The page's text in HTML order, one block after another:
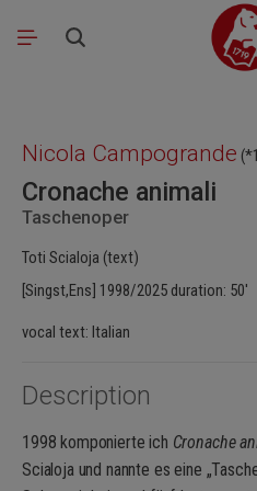
Skip to main content
Nicola Campogrande
Cronache animali
Taschenoper
Toti Scialoja (text)
[Singst,Ens] 1998/2025 duration: 50′
vocal text: Italian
Description
1998 komponierte ich Cronache
Scialoja und nannte es eine